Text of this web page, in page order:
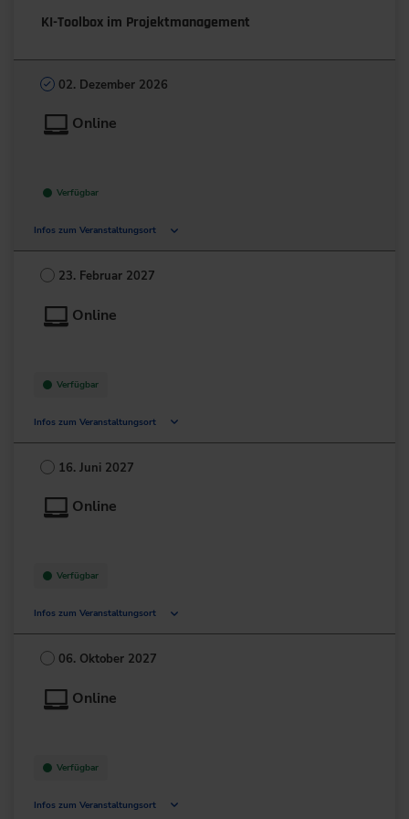
KI-Toolbox im Projektmanagement
02. Dezember 2026
Online
Verfügbar
Infos zum Veranstaltungsort
Deutschland
+49 211/6214-201
23. Februar 2027
Online
Verfügbar
Infos zum Veranstaltungsort
Deutschland
+49 211/6214-201
16. Juni 2027
Online
Verfügbar
Infos zum Veranstaltungsort
Deutschland
+49 211/6214-201
06. Oktober 2027
Online
Verfügbar
Infos zum Veranstaltungsort